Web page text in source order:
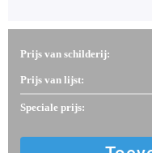
Prijs van schilderij:
Prijs van lijst:
Speciale prijs: